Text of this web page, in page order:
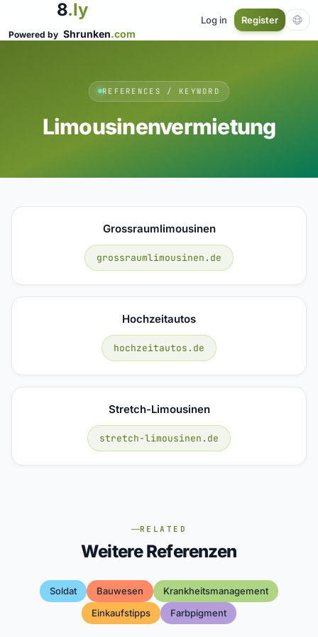
8.ly
Powered by Shrunken.com
Log in Register
REFERENCES / KEYWORD
Limousinenvermietung
Grossraumlimousinen
grossraumlimousinen.de
Hochzeitautos
hochzeitautos.de
Stretch-Limousinen
stretch-limousinen.de
RELATED
Weitere Referenzen
Soldat Bauwesen
Krankheitsmanagement
Einkaufstipps
Farbpigment